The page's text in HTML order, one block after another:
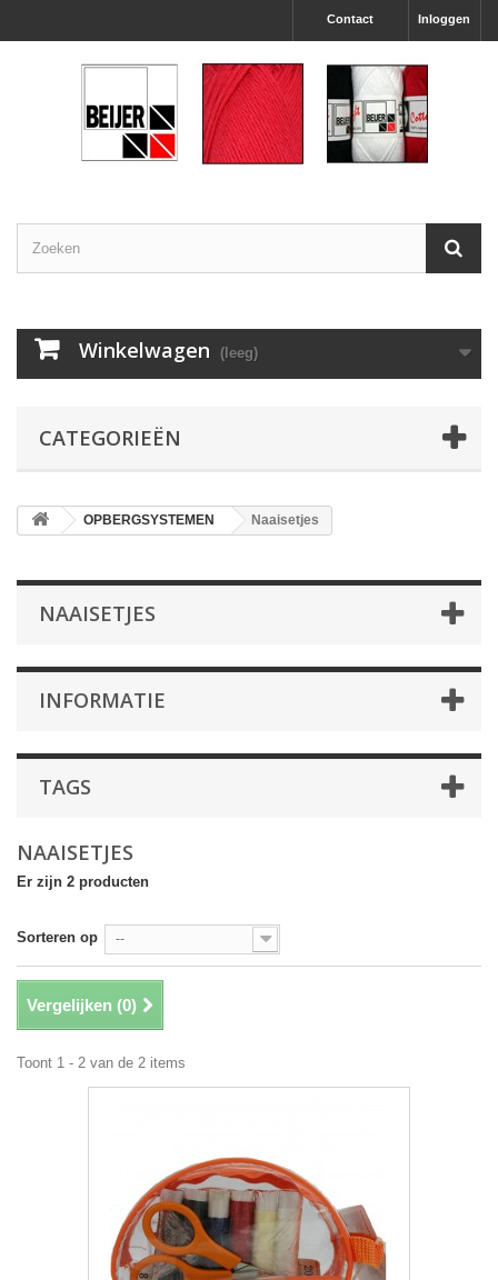
Inloggen
Contact
Winkelwagen (leeg)
CATEGORIEËN
OPBERGSYSTEMEN Naaisetjes
NAAISETJES
INFORMATIE
TAGS
NAAISETJES
Er zijn 2 producten
Sorteren op --
Vergelijken (0)
Toont 1 - 2 van de 2 items